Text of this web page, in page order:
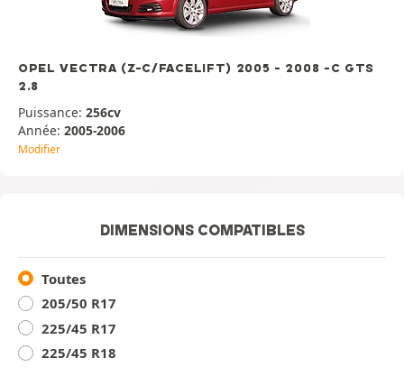
OPEL VECTRA (Z-C/FACELIFT) 2005 - 2008 -C GTS
2.8
Puissance: 256cv
Année: 2005-2006
Modifier
DIMENSIONS COMPATIBLES
Toutes
205/50 R17
225/45 R17
225/45 R18